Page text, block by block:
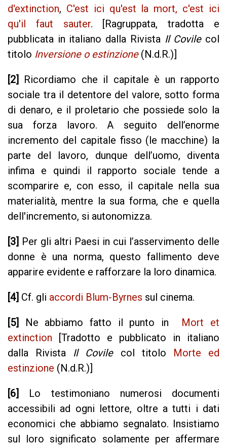
d'extinction, C'est ici qu'est la mort, c'est ici
qu'il faut sauter. [Ragruppata, tradotta e
pubblicata in italiano dalla Rivista Il Covilecol
titolo Inversione o estinzione(N.d.R.)]
[2]
Ricordiamo che il capitale è un rapporto
sociale tra il detentore del valore, sotto forma
di denaro, e il proletario che possiede solo la
sua forza lavoro. A seguito dell’enorme
incremento del capitale fisso (le macchine) la
parte del lavoro, dunque dell’uomo, diventa
infima e quindi il rapporto sociale tende a
scomparire e, con esso, il capitale nella sua
materialità, mentre la sua forma, che e quella
dell'incremento, si autonomizza.
[3] Per gli altri Paesi in cui l’asservimento delle
donne è una norma, questo fallimento deve
apparire evidente e rafforzare la loro dinamica.
[4] Cf. gli accordi Blum-Byrnes sul cinema.
[5] Ne abbiamo fatto il punto in Mort et
extinction [Tradotto e pubblicato in italiano
dalla Rivista Il Covilecol titolo Morte ed
estinzione (N.d.R.)]
[6]
Lo testimoniano numerosi documenti
accessibili ad ogni lettore, oltre a tutti i dati
economici che abbiamo segnalato. Insistiamo
sul loro significato solamente per affermare